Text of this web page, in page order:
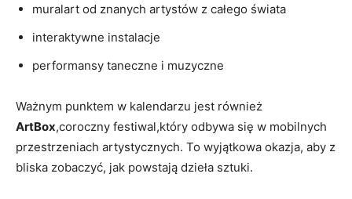
muralart od znanych artystów z całego świata
interaktywne instalacje
performansy taneczne i muzyczne
Ważnym punktem w kalendarzu jest również
ArtBox,coroczny festiwal,który odbywa się w mobilnych
przestrzeniach artystycznych. To wyjątkowa okazja, aby z
bliska zobaczyć, jak powstają dzieła sztuki.